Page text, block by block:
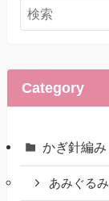
Category
かぎ針編み
あみぐるみ